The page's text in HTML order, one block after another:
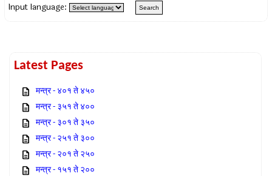
Input language:
Latest Pages
मन्त्र - ४०१ ते ४५०
मन्त्र - ३५१ ते ४००
मन्त्र - ३०१ ते ३५०
मन्त्र - २५१ ते ३००
मन्त्र - २०१ ते २५०
मन्त्र - १५१ ते २००